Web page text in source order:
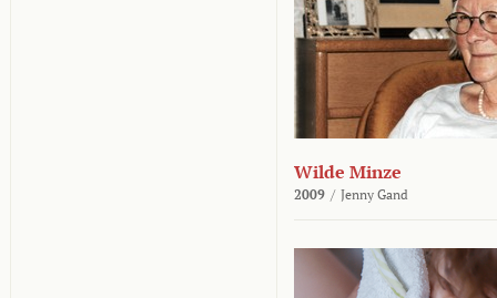
Wilde Minze
2009 / Jenny Gand